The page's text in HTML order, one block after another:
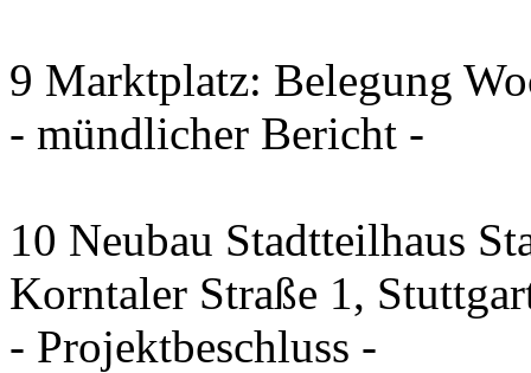
9 Marktplatz: Belegung
- mündlicher Bericht -
10 Neubau Stadtteilhaus
Korntaler Straße 1,
- Projektbeschluss -